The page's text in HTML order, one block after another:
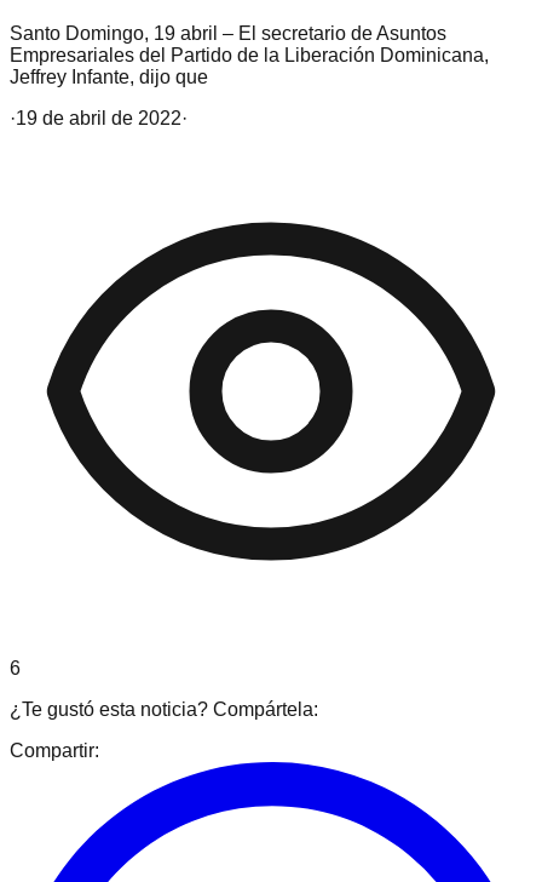
Santo Domingo, 19 abril – El secretario de Asuntos
Empresariales del Partido de la Liberación Dominicana,
Jeffrey Infante, dijo que
·19 de abril de 2022·
6
¿Te gustó esta noticia? Compártela:
Compartir: